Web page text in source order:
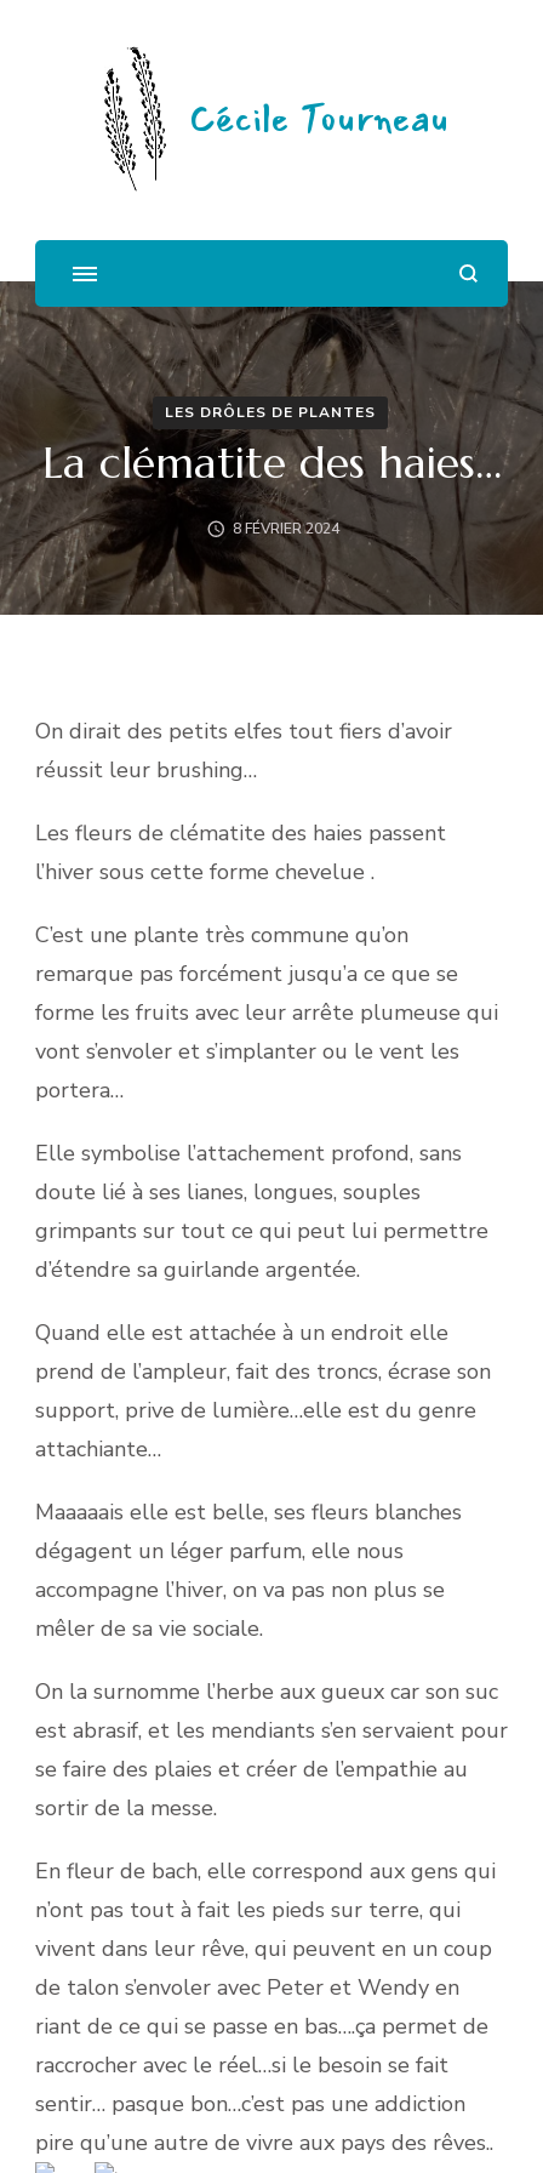
Cécile Tourneau
LES DRÔLES DE PLANTES
La clématite des haies…
8 FÉVRIER 2024
On dirait des petits elfes tout fiers d’avoir
réussit leur brushing…
Les fleurs de clématite des haies passent
l’hiver sous cette forme chevelue .
C’est une plante très commune qu’on
remarque pas forcément jusqu’a ce que se
forme les fruits avec leur arrête plumeuse qui
vont s’envoler et s’implanter ou le vent les
portera…
Elle symbolise l’attachement profond, sans
doute lié à ses lianes, longues, souples
grimpants sur tout ce qui peut lui permettre
d’étendre sa guirlande argentée.
Quand elle est attachée à un endroit elle
prend de l’ampleur, fait des troncs, écrase son
support, prive de lumière…elle est du genre
attachiante…
Maaaaais elle est belle, ses fleurs blanches
dégagent un léger parfum, elle nous
accompagne l’hiver, on va pas non plus se
mêler de sa vie sociale.
On la surnomme l’herbe aux gueux car son suc
est abrasif, et les mendiants s’en servaient pour
se faire des plaies et créer de l’empathie au
sortir de la messe.
En fleur de bach, elle correspond aux gens qui
n’ont pas tout à fait les pieds sur terre, qui
vivent dans leur rêve, qui peuvent en un coup
de talon s’envoler avec Peter et Wendy en
riant de ce qui se passe en bas….ça permet de
raccrocher avec le réel…si le besoin se fait
sentir… pasque bon…c’est pas une addiction
pire qu’une autre de vivre aux pays des rêves..